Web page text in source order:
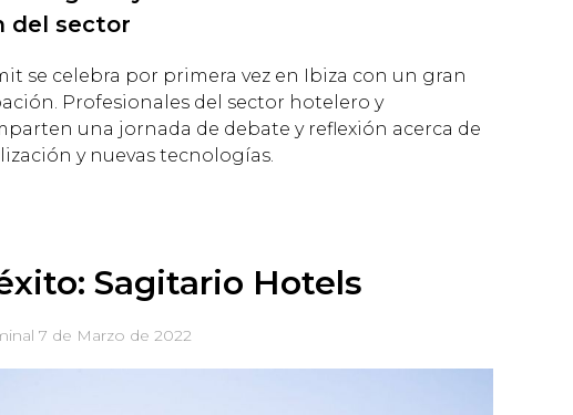
del sector
se celebra por primera vez en Ibiza con un gran
Profesionales del sector hotelero y
una jornada de debate y reflexión acerca de
y nuevas tecnologías.
Sagitario Hotels
7 de Marzo de 2022